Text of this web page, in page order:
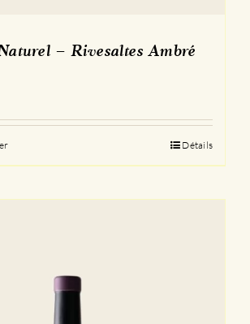
– Rivesaltes Ambré
Détails